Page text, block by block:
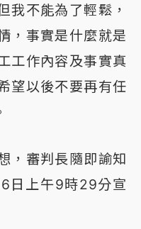
我不能為了輕鬆，
，事實是什麼就是
工作內容及事實真
望以後不要再有任
，審判長隨即諭知
日上午9時29分宣